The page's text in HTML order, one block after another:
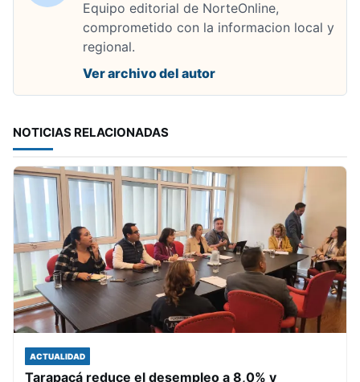
Equipo editorial de NorteOnline,
comprometido con la informacion local y
regional.
Ver archivo del autor
NOTICIAS RELACIONADAS
ACTUALIDAD
Tarapacá reduce el desempleo a 8,0% y